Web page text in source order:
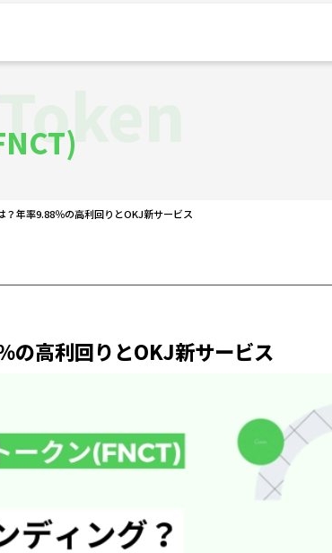
？年率9.88％の高利回りとOKJ新サービス
の高利回りとOKJ新サービス